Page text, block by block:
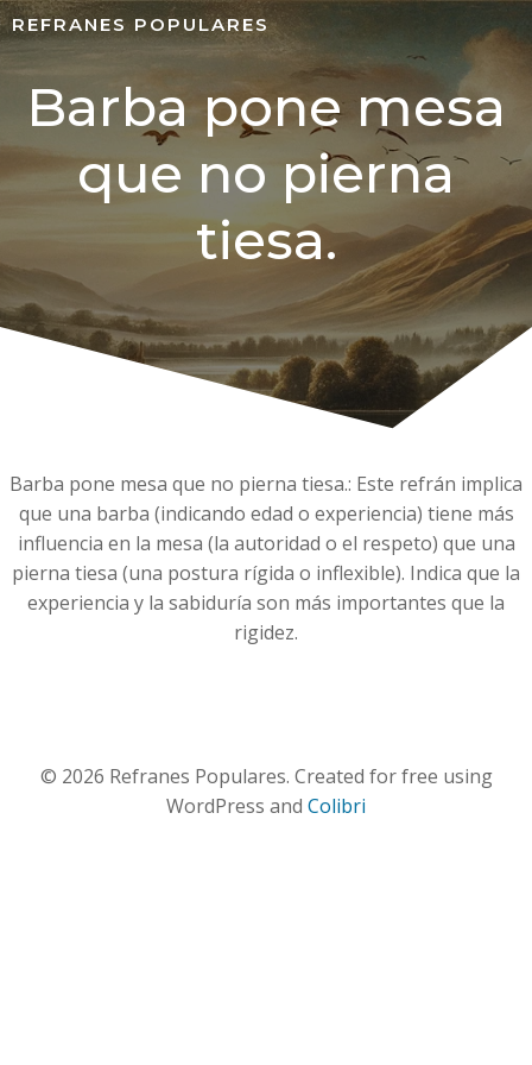
REFRANES POPULARES
Barba pone mesa
que no pierna
tiesa.
Barba pone mesa que no pierna tiesa.: Este refrán implica
que una barba (indicando edad o experiencia) tiene más
influencia en la mesa (la autoridad o el respeto) que una
pierna tiesa (una postura rígida o inflexible). Indica que la
experiencia y la sabiduría son más importantes que la
rigidez.
© 2026 Refranes Populares. Created for free using
WordPress and Colibri